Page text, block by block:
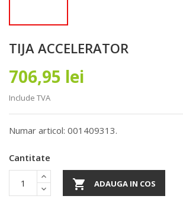
TIJA ACCELERATOR
706,95 lei
Include TVA
Numar articol: 001409313.
Cantitate
 ADAUGA IN COS